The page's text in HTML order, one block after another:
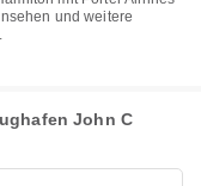
und weitere
John C